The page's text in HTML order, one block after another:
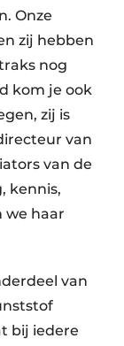
Onze
zij hebben
nog
kom je ook
zij is
van
van de
kennis,
we haar
van
bij iedere